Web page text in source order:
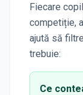
Fiecare
competiție,
ajută să
trebuie:
Ce